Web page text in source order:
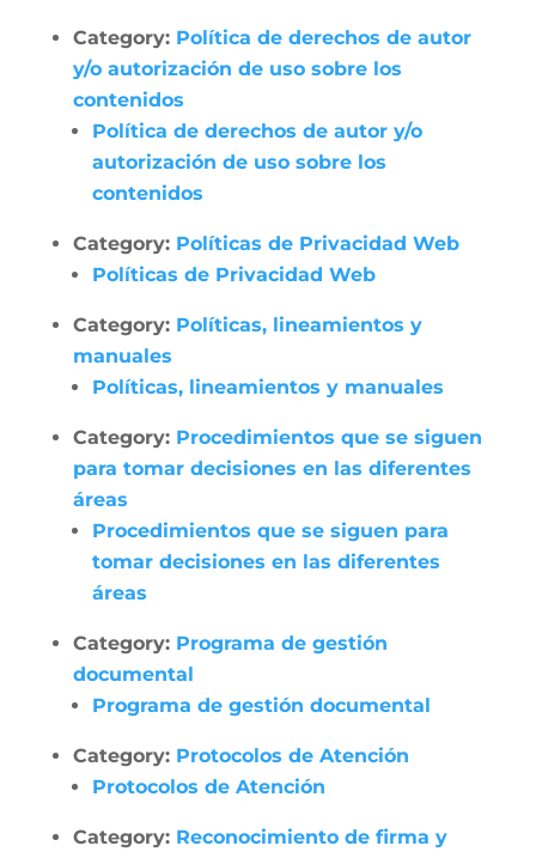
Category: Política de derechos de autor
y/o autorización de uso sobre los
contenidos
Política de derechos de autor y/o
autorización de uso sobre los
contenidos
Category: Políticas de Privacidad Web
Políticas de Privacidad Web
Category: Políticas, lineamientos y
manuales
Políticas, lineamientos y manuales
Category: Procedimientos que se siguen
para tomar decisiones en las diferentes
áreas
Procedimientos que se siguen para
tomar decisiones en las diferentes
áreas
Category: Programa de gestión
documental
Programa de gestión documental
Category: Protocolos de Atención
Protocolos de Atención
Category: Reconocimiento de firma y